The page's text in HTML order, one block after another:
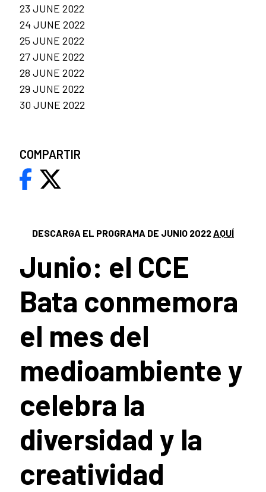
DESCARGA EL PROGRAMA DE JUNIO 2022AQUÍ
Junio: el CCE
Bata conmemora
el mes del
medioambiente y
celebra la
diversidad y la
creatividad
23 JUNE 2022
24 JUNE 2022
25 JUNE 2022
27 JUNE 2022
28 JUNE 2022
29 JUNE 2022
30 JUNE 2022
COMPARTIR